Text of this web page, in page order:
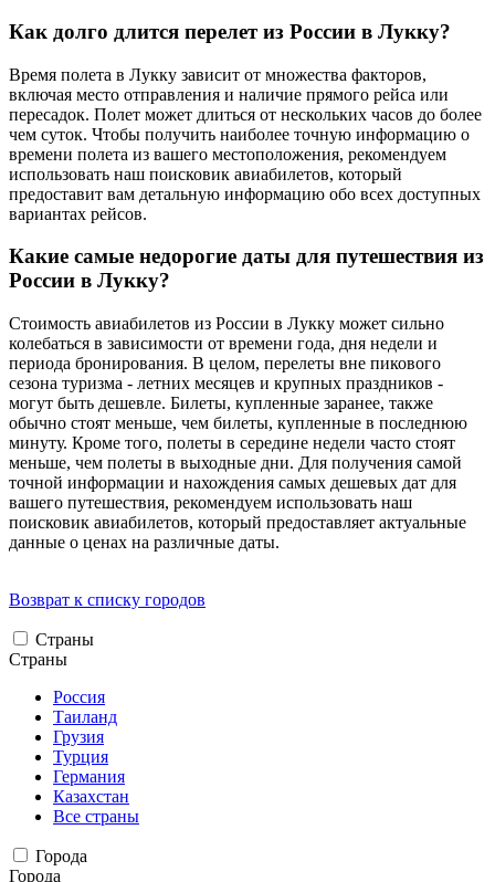
Как долго длится перелет из России в Лукку?
Время полета в Лукку зависит от множества факторов,
включая место отправления и наличие прямого рейса или
пересадок. Полет может длиться от нескольких часов до более
чем суток. Чтобы получить наиболее точную информацию о
времени полета из вашего местоположения, рекомендуем
использовать наш поисковик авиабилетов, который
предоставит вам детальную информацию обо всех доступных
вариантах рейсов.
Какие самые недорогие даты для путешествия из
России в Лукку?
Стоимость авиабилетов из России в Лукку может сильно
колебаться в зависимости от времени года, дня недели и
периода бронирования. В целом, перелеты вне пикового
сезона туризма - летних месяцев и крупных праздников -
могут быть дешевле. Билеты, купленные заранее, также
обычно стоят меньше, чем билеты, купленные в последнюю
минуту. Кроме того, полеты в середине недели часто стоят
меньше, чем полеты в выходные дни. Для получения самой
точной информации и нахождения самых дешевых дат для
вашего путешествия, рекомендуем использовать наш
поисковик авиабилетов, который предоставляет актуальные
данные о ценах на различные даты.
Возврат к списку городов
Страны
Страны
Россия
Таиланд
Грузия
Турция
Германия
Казахстан
Все страны
Города
Города